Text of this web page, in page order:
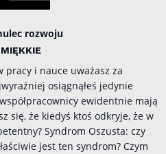
rozwoju
pracy i nauce uważasz za
osiągnąłeś jedynie
ewidentnie mają
się, że kiedyś ktoś odkryje, że w
Syndrom Oszusta: czy
jest ten syndrom? Czym